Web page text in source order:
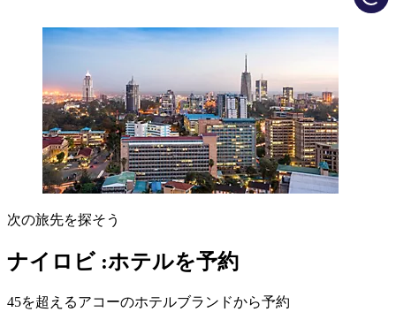
次の旅先を探そう
ナイロビ :ホテルを予約
45を超えるアコーのホテルブランドから予約